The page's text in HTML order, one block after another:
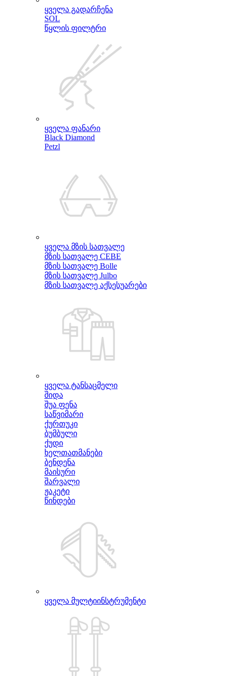
ყველა გადარჩენა
SOL
წყლის ფილტრი
ყველა ფანარი
Black Diamond
Petzl
ყველა მზის სათვალე
მზის სათვალე CEBE
მზის სათვალე Bolle
მზის სათვალე Julbo
მზის სათვალე აქსესუარები
ყველა ტანსაცმელი
შიდა
შუა ფენა
საწვიმარი
ქურთუკი
ბუმბული
ქუდი
ხელთათმანები
ბენდენა
მაისური
შარვალი
ჟაკეტი
წინდები
ყველა მულტიინსტრუმენტი